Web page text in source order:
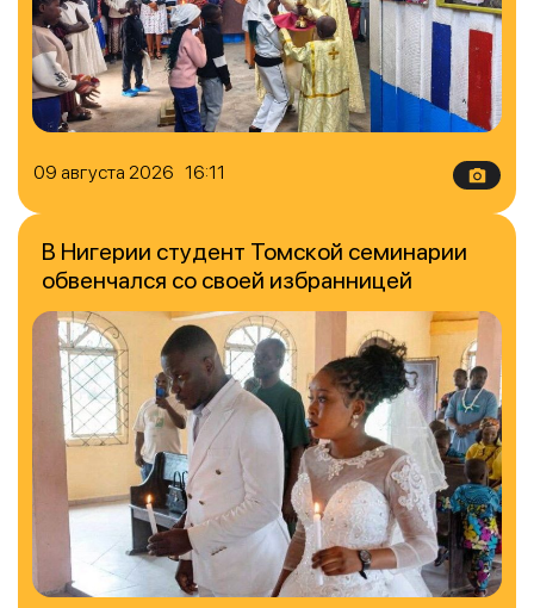
09 августа 2026 16:11
В Нигерии студент Томской семинарии
обвенчался со своей избранницей